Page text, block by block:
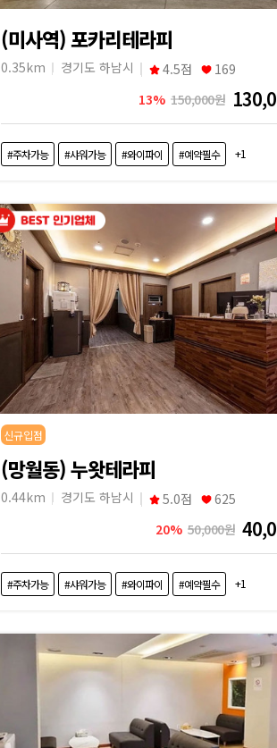
(미사역) 포카리테라피
0.35km 경기도 하남시 4.5점
169
13% 150,000원
#주차가능 #샤워가능 #와이파이 #예약필수 +1
신규입점
(망월동) 누왓테라피
0.44km 경기도 하남시 5.0점
625
20% 50,000원
#주차가능 #샤워가능 #와이파이 #예약필수 +1